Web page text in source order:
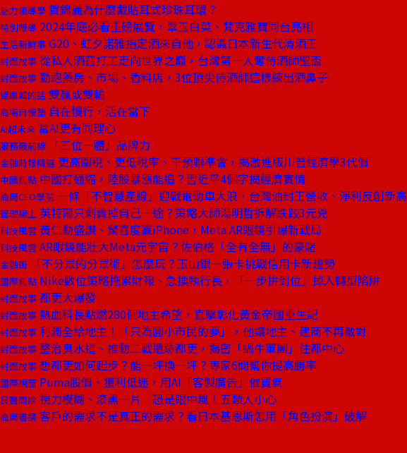
魅力領導學 賀錦麗為什麼戴貼耳式珍珠耳環？
特別報導 2024年底必看重磅展覽，翠玉白菜、梵克雅寶同台亮相
生活新鮮事 G20、虹夕諾雅指定酒來自他，認識日本新生代清酒王
封面故事 從私人酒窖打工走向世界之巔，台灣第一人奪侍酒師聖盃
封面故事 勤跑藥房、市場、香料店，3位頂尖侍酒師這樣練出酒鼻子
總編輯的話 雙贏或雙輸
商場自慢塾 自在慢行，活在當下
AI超未來 當AI更有同理心
服務最前線 「三位一體」品牌力
金融時報精選 更高關稅、更低稅率、干預聯準會，揭激進版川普經濟學3代價
中國焦點 中國打通縮，陸股暴漲能追？習近平4個字揭經濟實情
商周CEO學院 一條「不智慧產線」迎戰電動車大浪，台灣油封王營收、淨利反創新高
管理線上 英特爾只剩賣掉自己一途？策略大師湯明哲拆解跌跤3元兇
科技風雲 黃仁勳盛讚、驚喜度贏iPhone，Meta AR眼鏡引爆新戰局
科技風雲 AR眼鏡能壯大Meta元宇宙？佐伯格「全有全無」的豪賭
金融街 「不分眾的分眾術」怎麼玩？玉山銀一張卡挑戰信用卡新趨勢
國際焦點 Nike數位策略拖累財報、急換執行長，「一步拚到位」掉入轉型陷阱
封面故事 都更大爆發
封面故事 熱血科長點燃280個地主希望，直擊彰化黃金帝國重生記
封面故事 利潤全給地主！「只為圓小市民的夢」，他讓地主、建商不再敵對
封面故事 整治臭水道、推動二戰遺跡都更，揭密「蝸牛軍團」住都中心
封面故事 想都更如何起步？能一坪換一坪？專家6問幫你提高勝率
國際視窗 Puma股價、獲利低迷，用AI「客製廣告」催買氣
良醫問診 視力模糊、漆黑一片 恐是眼中風！五類人小心
商周書摘 客戶的需求不是真正的需求？看日本基恩斯怎用「角色扮演」破解